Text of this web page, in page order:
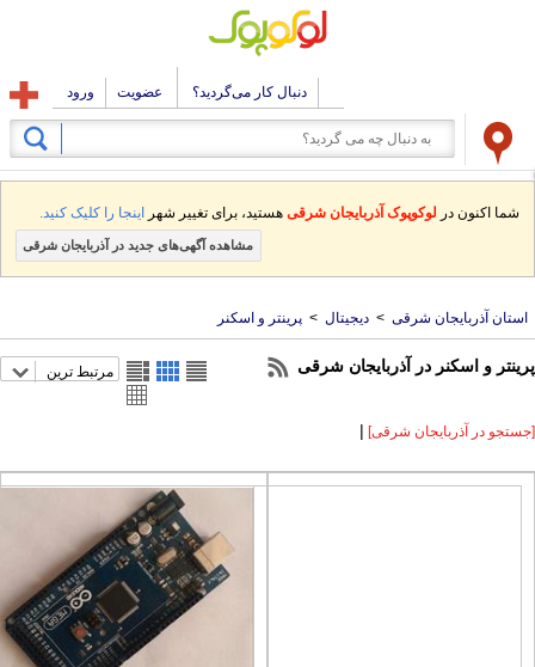
دنبال کار می‌گردید؟ عضویت ورود
شما اکنون در لوکوپوک آذربایجان شرقیهستید، برای تغییر شهراینجا را کلیک کنید.
مشاهده آگهی‌های جدید در آذربایجان شرقی
آذربایجان شرقی > دیجیتال > پرینتر و اسکنر
و اسکنر در آذربایجان شرقی مرتبط ترین
در آذربایجان شرقی] |